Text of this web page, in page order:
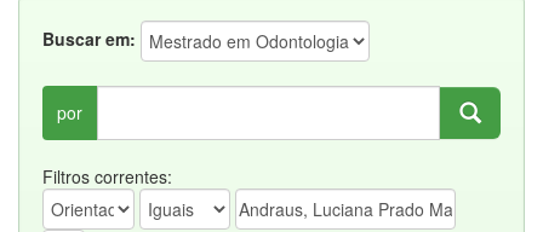
Buscar em:
por
Filtros correntes: